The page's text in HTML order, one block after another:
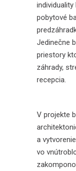
pobytové
Jedinečne
priestory
záhrady,
recepcia.
V projekte
a
vo